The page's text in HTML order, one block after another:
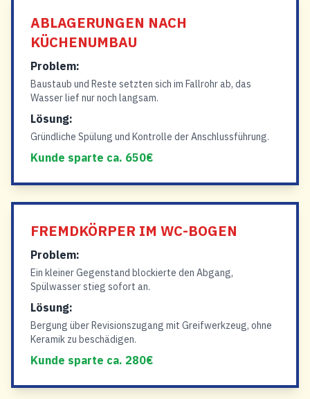
ABLAGERUNGEN NACH
KÜCHENUMBAU
Problem:
Baustaub und Reste setzten sich im Fallrohr ab, das
Wasser lief nur noch langsam.
Lösung:
Gründliche Spülung und Kontrolle der Anschlussführung.
Kunde sparte ca. 650€
FREMDKÖRPER IM WC-BOGEN
Problem:
Ein kleiner Gegenstand blockierte den Abgang,
Spülwasser stieg sofort an.
Lösung:
Bergung über Revisionszugang mit Greifwerkzeug, ohne
Keramik zu beschädigen.
Kunde sparte ca. 280€